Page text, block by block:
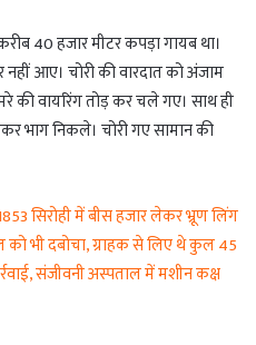
40 हजार मीटर कपड़ा गायब था।
नहीं आए। चोरी की वारदात को अंजाम
की वायरिंग तोड़ कर चले गए। साथ ही
भाग निकले। चोरी गए सामान की
सिरोही में बीस हजार लेकर भ्रूण लिंग
को भी दबोचा, ग्राहक से लिए थे कुल 45
संजीवनी अस्पताल में मशीन कक्ष